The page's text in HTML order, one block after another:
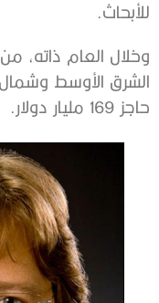
للأبحاث.
وخلال العام ذاته،
الشرق الأوسط
حاجز 169 مليار دولار.